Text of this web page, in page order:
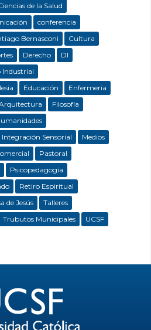
de la Salud
conferencia
Bernasconi
Cultura
Derecho
DI
Industrial
Educación
Enfermeria
Filosofía
Integración Sensorial
Medios
Pastoral
Psicopedagogía
Retiro Espiritual
de Jesús
Talleres
Trubutos Municipales UCSF